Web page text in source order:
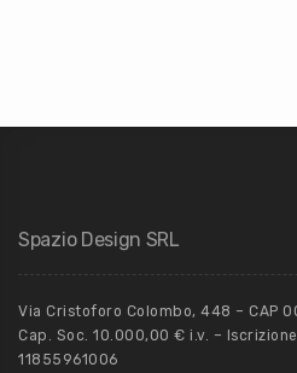
Spazio Design SRL
Via Cristoforo Colombo, 448 – CAP
Cap. Soc. 10.000,00 € i.v. –
11855961006